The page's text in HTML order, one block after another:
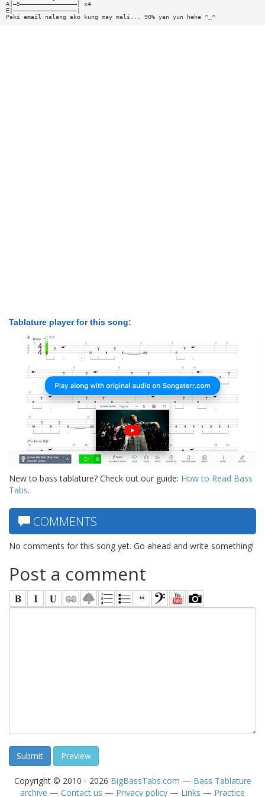
A|—5————————————————| x4
E|——————————————————|
Paki email nalang ako kung may mali... 90% yan yun hehe ^_^
Tablature player for this song:
New to bass tablature? Check out our guide: How to Read Bass
Tabs.
COMMENTS
No comments for this song yet. Go ahead and write something!
Post a comment
Copyright © 2010 - 2026 BigBassTabs.com — Bass Tablature
archive — Contact us — Privacy policy — Links — Practice